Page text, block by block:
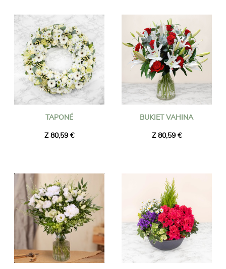
TAPONÉ
Z 80,59 €
BUKIET VAHINA
Z 80,59 €